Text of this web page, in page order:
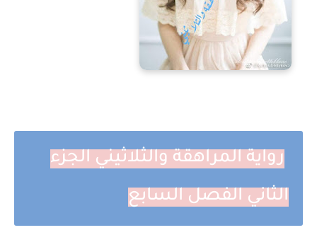
رواية المراهقة والثلاثيني الجزء
الثاني الفصل السابع